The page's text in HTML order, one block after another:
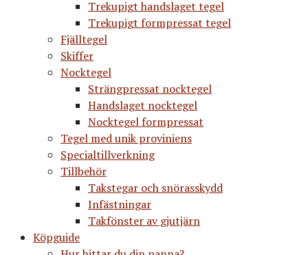
Trekupigt handslaget tegel
Trekupigt formpressat tegel
Fjälltegel
Skiffer
Nocktegel
Strängpressat nocktegel
Handslaget nocktegel
Nocktegel formpressat
Tegel med unik proviniens
Specialtillverkning
Tillbehör
Takstegar och snörasskydd
Infästningar
Takfönster av gjutjärn
Köpguide